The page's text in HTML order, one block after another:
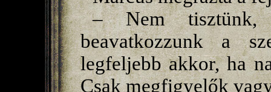
– Nem tisztünk,
beavatkozzunk a
legfeljebb akkor, ha
Csak megfigyelők